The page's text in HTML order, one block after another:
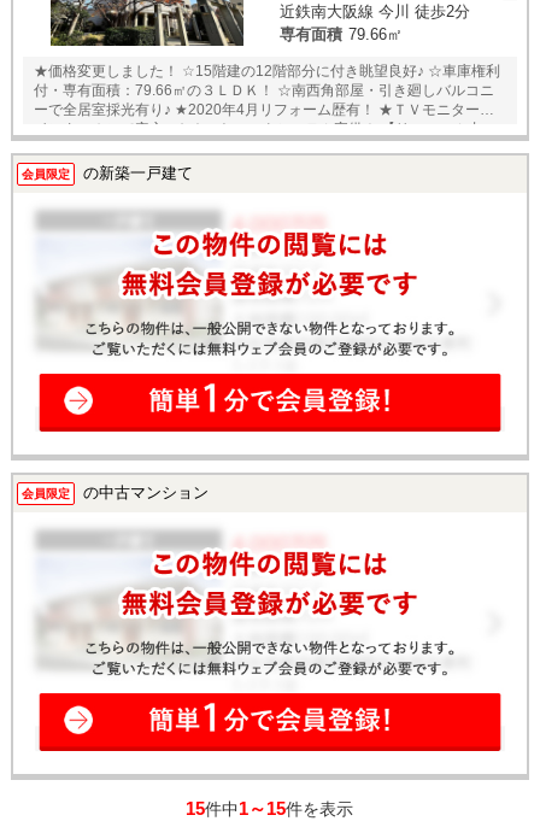
近鉄南大阪線 今川 徒歩2分
専有面積 79.66㎡
★価格変更しました！ ☆15階建の12階部分に付き眺望良好♪ ☆車庫権利
付・専有面積：79.66㎡の３ＬＤＫ！ ☆南西角部屋・引き廻しバルコニ
ーで全居室採光有り♪ ★2020年4月リフォーム歴有！ ★ＴＶモニター付
インターホンで安心♪ ☆オートロックシステム完備！ 【リフォーム内
クロス、ＣＦ貼替・洗濯パン新調 ・畳表替、襖貼替、建具新調他 【周辺
環境】 ・スーパーサンエー今川店まで約170ｍ ・スーパー万代今川店ま
で約650ｍ ・ココカラファイン今川店まで約210ｍ ・今川公園まで約
280ｍ ・今川駅前郵便局まで約200ｍ ★売主様居住中に付き、内覧予約
受付中です★ 当店までお電話いただくか、もしくは24時間対応可能「内
覧予約・お問い合わせ」フォームよりお問い合わせ下さい！ ※当社では
ネットで他社様が広告している物件も同時に紹介・案内可能です。 併せ
て内覧を希望される際は、物件名を担当者までお申し付け下さい。
会員限定 の新築一戸建て
会員限定 の中古マンション
15件中1～15件を表示